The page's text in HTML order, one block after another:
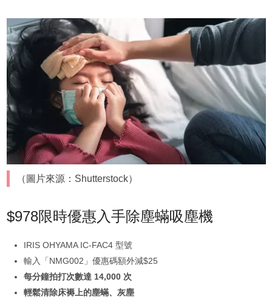
（圖片來源：Shutterstock）
$978限時優惠入手除塵蟎吸塵機
IRIS OHYAMA IC-FAC4 型號
輸入「NMG002」優惠碼額外減$25
每分鐘拍打次數達 14,000 次
輕鬆清除床褥上的塵蟎、灰塵